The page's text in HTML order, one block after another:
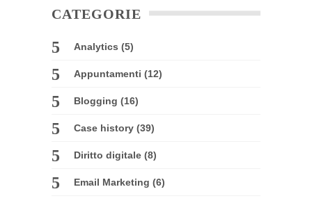
CATEGORIE
Analytics (5)
Appuntamenti (12)
Blogging (16)
Case history (39)
Diritto digitale (8)
Email Marketing (6)